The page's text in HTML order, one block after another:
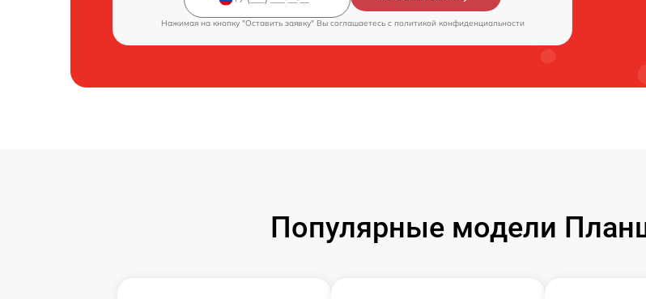
Нажимая на кнопку "Оставить заявку" Вы соглашаетесь c политикой конфиденциальности
Популярные модели